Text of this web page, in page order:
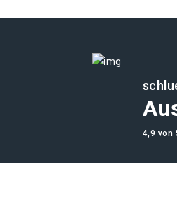
4,9 von